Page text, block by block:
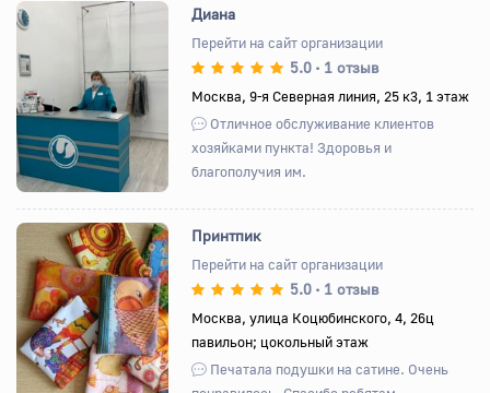
Назад Вперед
Диана
Перейти на сайт организации
5.0 • 1 отзыв
Москва, 9-я Северная линия, 25 к3, 1 этаж
Отличное обслуживание клиентов
хозяйками пункта! Здоровья и
благополучия им.
Назад Вперед
Принтпик
Перейти на сайт организации
5.0 • 1 отзыв
Москва, улица Коцюбинского, 4, 26ц
павильон; цокольный этаж
Печатала подушки на сатине. Очень